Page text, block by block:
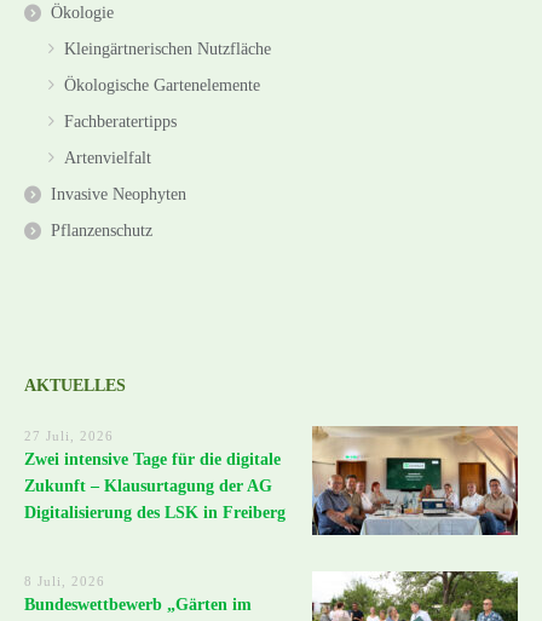
Ökologie
Kleingärtnerischen Nutzfläche
Ökologische Gartenelemente
Fachberatertipps
Artenvielfalt
Invasive Neophyten
Pflanzenschutz
AKTUELLES
27 Juli, 2026
Zwei intensive Tage für die digitale
Zukunft – Klausurtagung der AG
Digitalisierung des LSK in Freiberg
8 Juli, 2026
Bundeswettbewerb „Gärten im